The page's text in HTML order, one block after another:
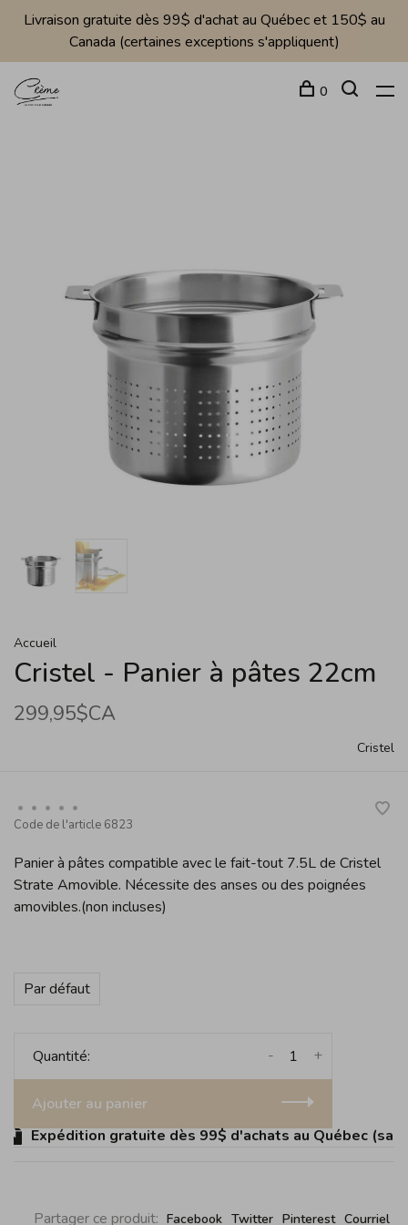
Livraison gratuite dès 99$ d'achat au Québec et 150$ au
Canada (certaines exceptions s'appliquent)
0
Accueil
Cristel - Panier à pâtes 22cm
299,95$CA
Cristel
• • • • •
Code de l'article 6823
Panier à pâtes compatible avec le fait-tout 7.5L de Cristel
Strate Amovible. Nécessite des anses ou des poignées
amovibles.(non incluses)
Par défaut
Quantité: +
-
Ajouter au panier
Expédition gratuite dès 99$ d'achats au Québec (sauf
Partager ce produit: Facebook Twitter Pinterest Courriel